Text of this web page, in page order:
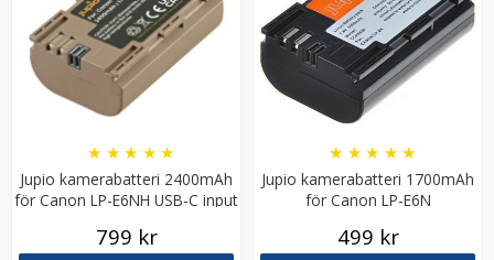
69 kr
LÄGG I VARUKORG
Jupio kamerabatteri 2400mAh
för Canon LP-E6NH USB-C input
★ ★ ★ ★ ★
799 kr
Jupio kamerabatteri 1700mAh
för Canon LP-E6N
★ ★ ★ ★ ★
499 kr